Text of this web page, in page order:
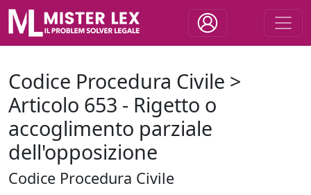
Codice Procedura Civile >
Articolo 653 - Rigetto o
accoglimento parziale
dell'opposizione
Codice Procedura Civile